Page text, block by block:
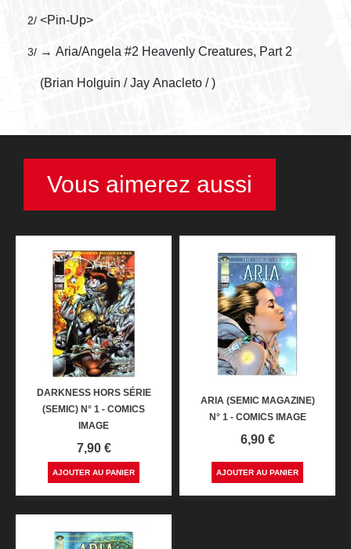
2/ <Pin-Up>
3/ → Aria/Angela #2 Heavenly Creatures, Part 2
(Brian Holguin / Jay Anacleto / )
Vous aimerez aussi
DARKNESS HORS SÉRIE
(SEMIC) N° 1 - COMICS
IMAGE
Prix
7,90 €
AJOUTER AU PANIER
ARIA (SEMIC MAGAZINE)
N° 1 - COMICS IMAGE
Prix
6,90 €
AJOUTER AU PANIER